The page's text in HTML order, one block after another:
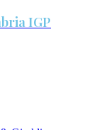
IGP